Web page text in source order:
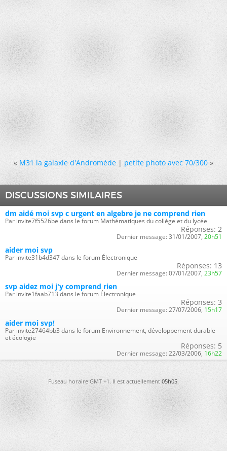
« M31 la galaxie d'Andromède|petite photo avec 70/300 »
DISCUSSIONS SIMILAIRES
dm aidé moi svp c urgent en algebre je ne comprend rien
Par invite7f5526be dans le forum Mathématiques du collège et du lycée
Réponses: 2
Dernier message: 31/01/2007, 20h51
aider moi svp
Par invite31b4d347 dans le forum Électronique
Réponses: 13
Dernier message: 07/01/2007, 23h57
svp aidez moi j'y comprend rien
Par invite1faab713 dans le forum Électronique
Réponses: 3
Dernier message: 27/07/2006, 15h17
aider moi svp!
Par invite27464bb3 dans le forum Environnement, développement durable
et écologie
Réponses: 5
Dernier message: 22/03/2006, 16h22
Fuseau horaire GMT +1. Il est actuellement05h05.